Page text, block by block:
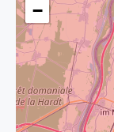
−